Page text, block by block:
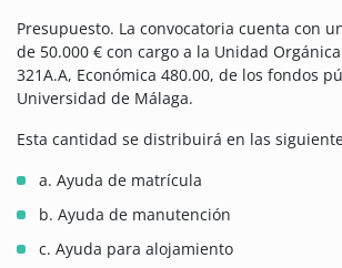
Presupuesto. La convocatoria cuenta con
de 50.000 € con cargo a la Unidad
321A.A, Económica 480.00, de los fondos
Universidad de Málaga.
Esta cantidad se distribuirá en las
a. Ayuda de matrícula
b. Ayuda de manutención
c. Ayuda para alojamiento